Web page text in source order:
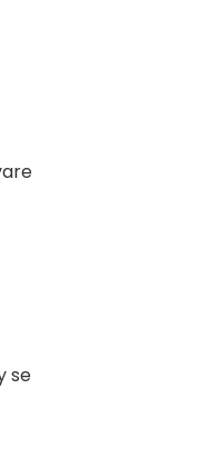
se